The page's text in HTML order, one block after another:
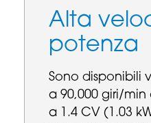
Alta
potenza
Sono disponibili
a 90,000 giri/
a 1.4 CV (1.03